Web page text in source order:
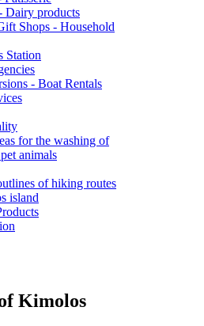
Dairy products
Shops - Household
Station
- Boat Rentals
for the washing of
animals
of hiking routes
island
Kimolos